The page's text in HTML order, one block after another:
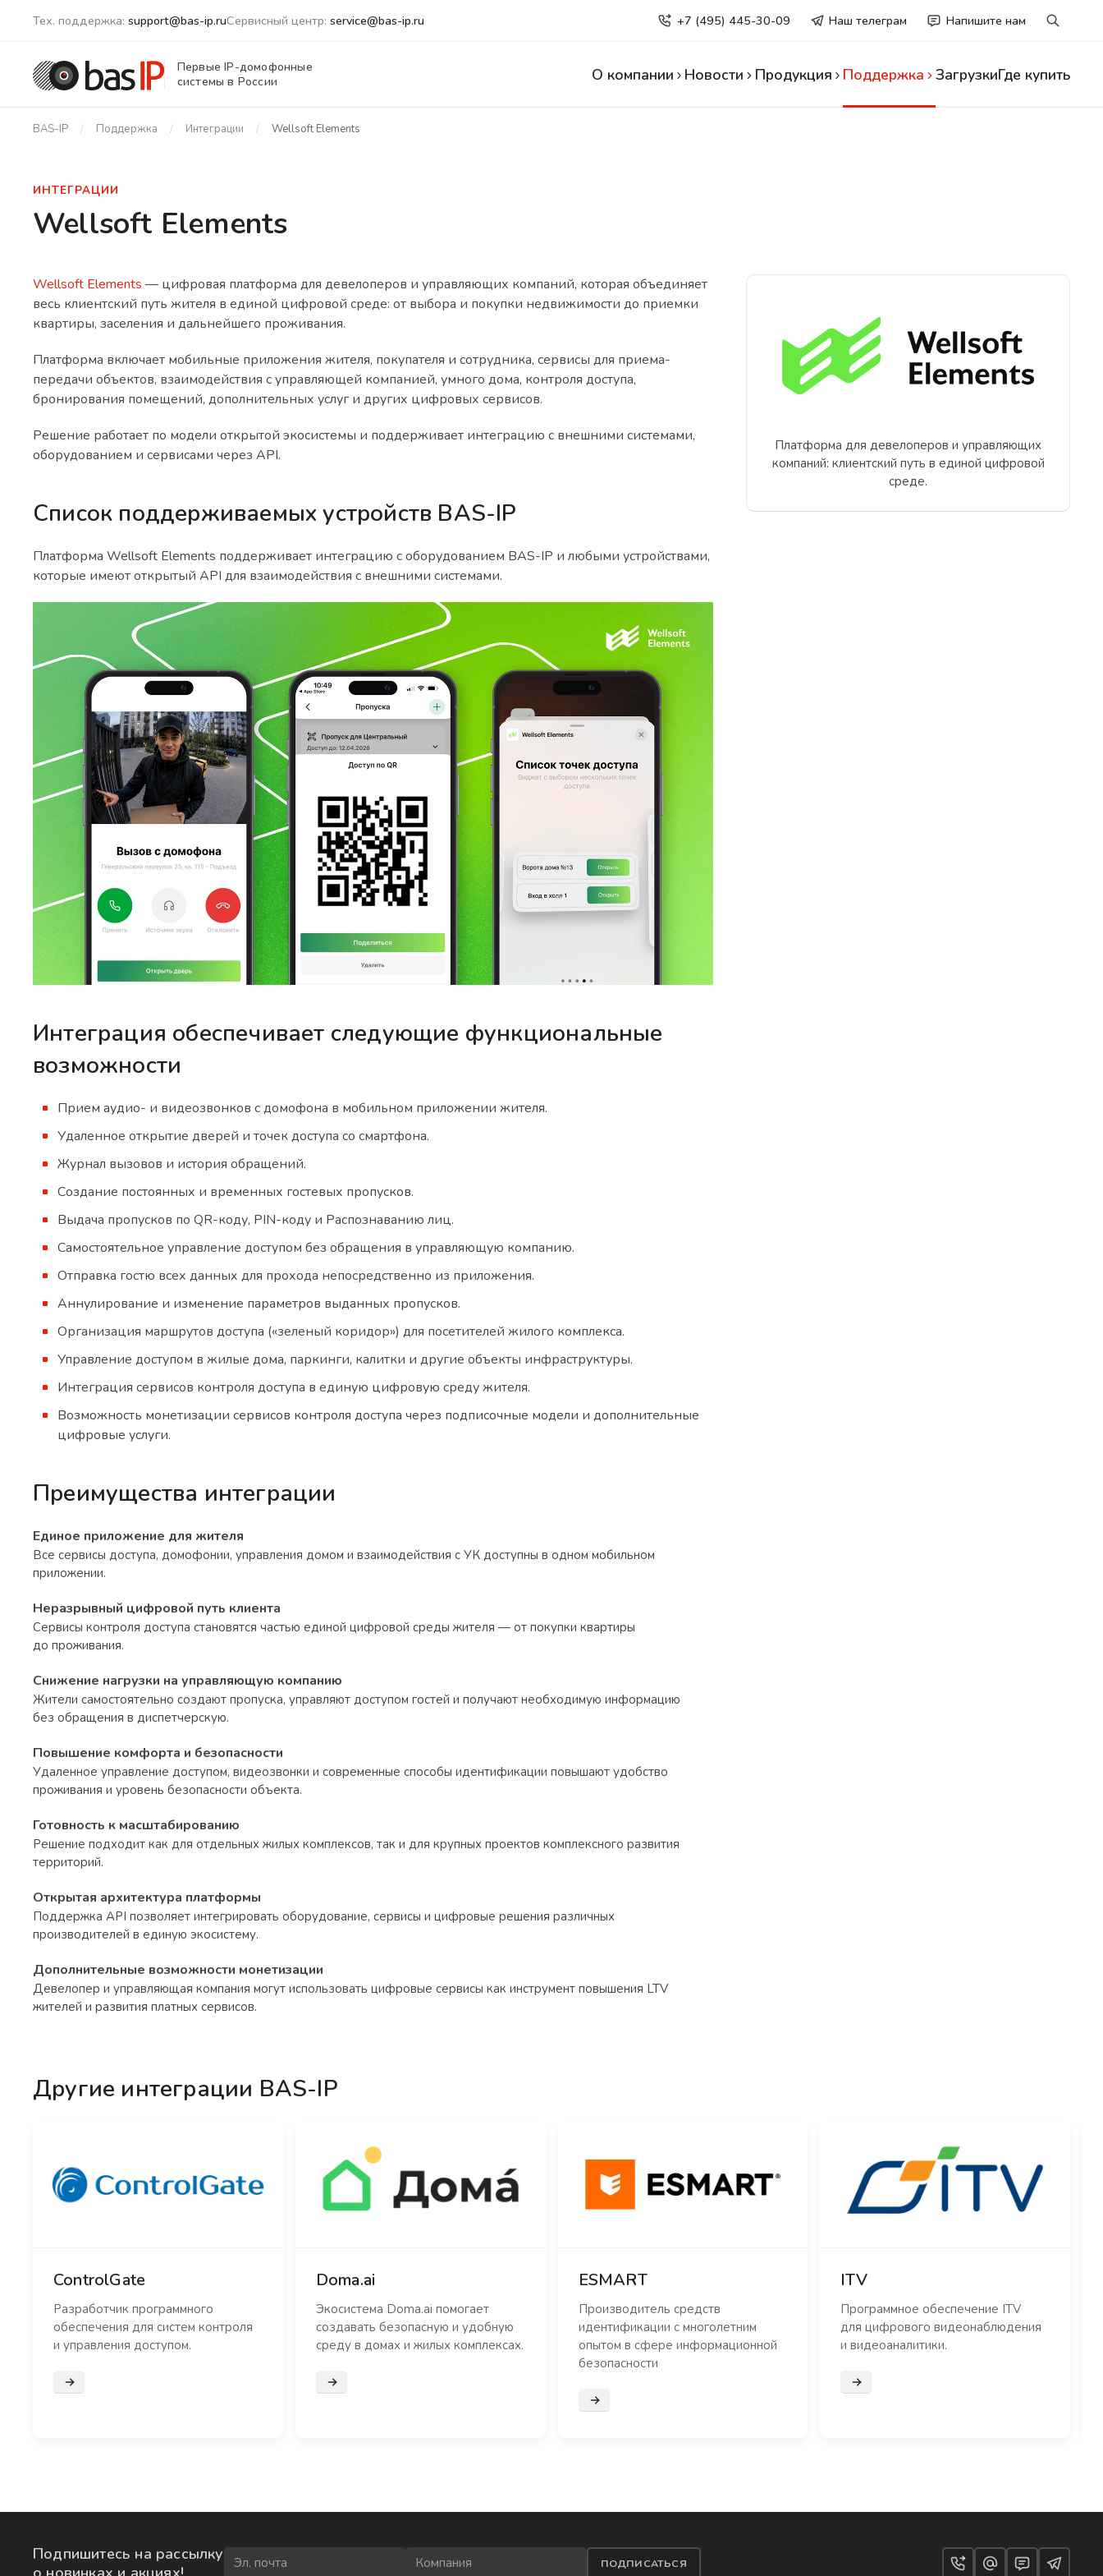
Тех. поддержка: support@bas-ip.ruСервисный центр: service@bas-ip.ru +7 (495) 445-30-09 Наш телеграм Напишите нам
Первые IP-домофонные
системы в России
О компании Новости Продукция Поддержка ЗагрузкиГде купить
BAS-IP Поддержка Интеграции Wellsoft Elements
ИНТЕГРАЦИИ
Wellsoft Elements
Платформа для девелоперов и управляющих
компаний: клиентский путь в единой цифровой
среде.
Wellsoft Elements — цифровая платформа для девелоперов и управляющих компаний, которая объединяет
весь клиентский путь жителя в единой цифровой среде: от выбора и покупки недвижимости до приемки
квартиры, заселения и дальнейшего проживания.
Платформа включает мобильные приложения жителя, покупателя и сотрудника, сервисы для приема-
передачи объектов, взаимодействия с управляющей компанией, умного дома, контроля доступа,
бронирования помещений, дополнительных услуг и других цифровых сервисов.
Решение работает по модели открытой экосистемы и поддерживает интеграцию с внешними системами,
оборудованием и сервисами через API.
Список поддерживаемых устройств BAS-IP
Платформа Wellsoft Elements поддерживает интеграцию с оборудованием BAS-IP и любыми устройствами,
которые имеют открытый API для взаимодействия с внешними системами.
Интеграция обеспечивает следующие функциональные
возможности
Прием аудио- и видеозвонков с домофона в мобильном приложении жителя.
Удаленное открытие дверей и точек доступа со смартфона.
Журнал вызовов и история обращений.
Создание постоянных и временных гостевых пропусков.
Выдача пропусков по QR-коду, PIN-коду и Распознаванию лиц.
Самостоятельное управление доступом без обращения в управляющую компанию.
Отправка гостю всех данных для прохода непосредственно из приложения.
Аннулирование и изменение параметров выданных пропусков.
Организация маршрутов доступа («зеленый коридор») для посетителей жилого комплекса.
Управление доступом в жилые дома, паркинги, калитки и другие объекты инфраструктуры.
Интеграция сервисов контроля доступа в единую цифровую среду жителя.
Возможность монетизации сервисов контроля доступа через подписочные модели и дополнительные
цифровые услуги.
Преимущества интеграции
Единое приложение для жителя
Все сервисы доступа, домофонии, управления домом и взаимодействия с УК доступны в одном мобильном
приложении.
Неразрывный цифровой путь клиента
Сервисы контроля доступа становятся частью единой цифровой среды жителя — от покупки квартиры
до проживания.
Снижение нагрузки на управляющую компанию
Жители самостоятельно создают пропуска, управляют доступом гостей и получают необходимую информацию
без обращения в диспетчерскую.
Повышение комфорта и безопасности
Удаленное управление доступом, видеозвонки и современные способы идентификации повышают удобство
проживания и уровень безопасности объекта.
Готовность к масштабированию
Решение подходит как для отдельных жилых комплексов, так и для крупных проектов комплексного развития
территорий.
Открытая архитектура платформы
Поддержка API позволяет интегрировать оборудование, сервисы и цифровые решения различных
производителей в единую экосистему.
Дополнительные возможности монетизации
Девелопер и управляющая компания могут использовать цифровые сервисы как инструмент повышения LTV
жителей и развития платных сервисов.
Другие интеграции BAS-IP
ControlGate
Разработчик программного
обеспечения для систем контроля
и управления доступом.
Подробнее
Doma.ai
Экосистема Doma.ai помогает
создавать безопасную и удобную
среду в домах и жилых комплексах.
Подробнее
ESMART
Производитель средств
идентификации с многолетним
опытом в сфере информационной
безопасности
Подробнее
ITV
Программное обеспечение ITV
для цифрового видеонаблюдения
и видеоаналитики.
Подробнее
Подпишитесь на рассылку
ПОДПИСАТЬСЯ